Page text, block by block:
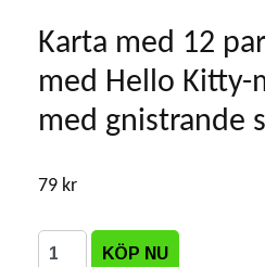
Karta med 12
med Hello Kitty-
med gnistrande
79 kr